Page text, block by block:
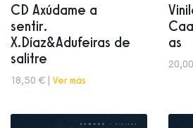
CD Axúdame a
sentir.
X.Díaz&Adufeiras de
salitre
18,50 € | Ver más
as